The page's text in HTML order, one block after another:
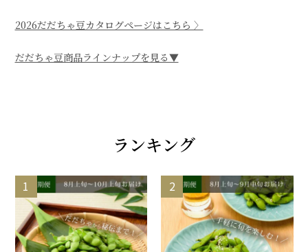
2026だだちゃ豆カタログページはこちら 〉
だだちゃ豆商品ラインナップを見る▼
ランキング